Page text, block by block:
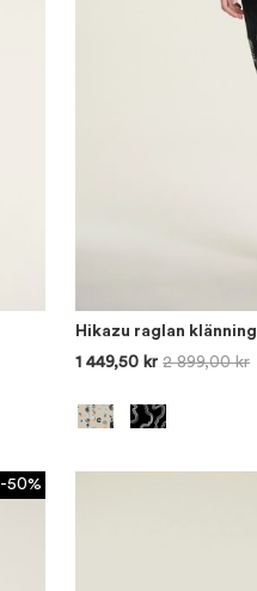
Hikazu raglan klänning
1 449,50 kr 2 899,00 kr
-50%